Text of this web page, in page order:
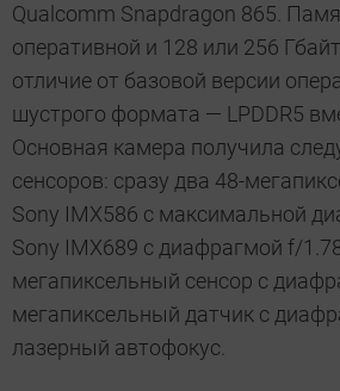
Qualcomm Snapdragon 865.
оперативной и 128 или 256
отличие от базовой версии
шустрого формата — LPDDR5
Основная камера получила
сенсоров: сразу два 48-
Sony IMX586 с максимальной
Sony IMX689 с диафрагмой f/
мегапиксельный сенсор с
мегапиксельный датчик с
лазерный автофокус.